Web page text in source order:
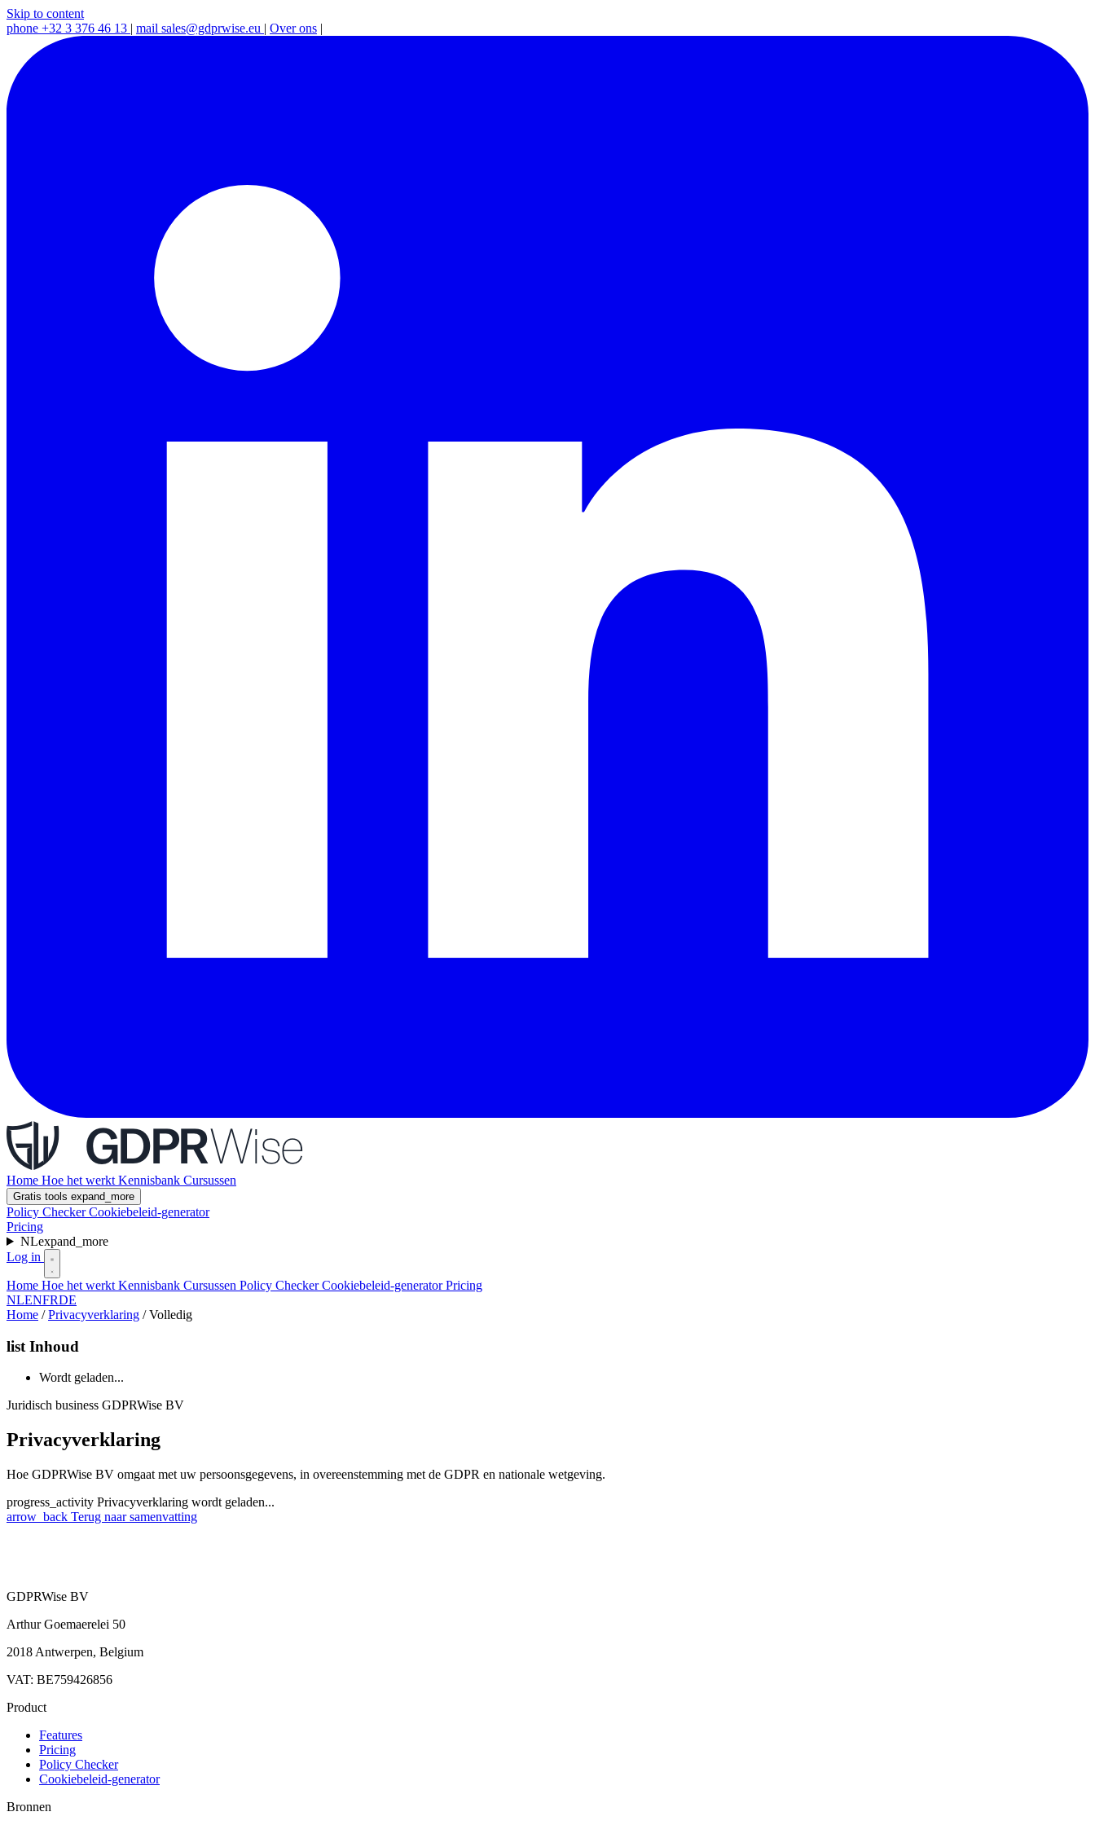
Skip to content
phone +32 3 376 46 13 | mail sales@gdprwise.eu | Over ons |
Home Hoe het werkt Kennisbank Cursussen
Gratis tools expand_more
Policy CheckerCookiebeleid-generator
Pricing
NLexpand_more
Log in
Home Hoe het werkt Kennisbank Cursussen Policy CheckerCookiebeleid-generatorPricing
NLENFRDE
Home / Privacyverklaring / Volledig
list Inhoud
Wordt geladen...
Juridisch business GDPRWise BV
Privacyverklaring
Hoe GDPRWise BV omgaat met uw persoonsgegevens, in overeenstemming met de GDPR en nationale wetgeving.
progress_activity Privacyverklaring wordt geladen...
arrow_back Terug naar samenvatting
GDPRWise BV
Arthur Goemaerelei 50
2018 Antwerpen, Belgium
VAT: BE759426856
Product
Features
Pricing
Policy Checker
Cookiebeleid-generator
Bronnen